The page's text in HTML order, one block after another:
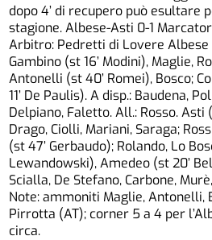
dopo 4’ di recupero può esultare
stagione. Albese-Asti 0-1
Arbitro: Pedretti di Lovere Albese
Gambino (st 16’ Modini), Maglie,
Antonelli (st 40’ Romei), Bosco;
11’ De Paulis). A disp.: Baudena,
Delpiano, Faletto. All.: Rosso. Asti
Drago, Ciolli, Mariani, Saraga;
(st 47’ Gerbaudo); Rolando, Lo
Lewandowski), Amedeo (st 20’
Scialla, De Stefano, Carbone,
Note: ammoniti Maglie, Antonelli,
Pirrotta (AT); corner 5 a 4 per
circa.